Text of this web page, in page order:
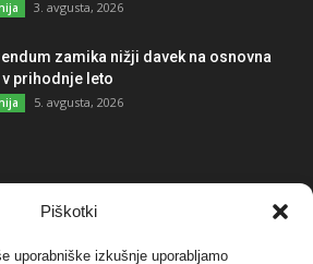
Piškotki
uporabniške izkušnje uporabljamo
3. avgusta, 2026
zamika nižji davek na osnovna
prihodnje leto
5. avgusta, 2026
proti vetrnim elektrarnam na Ojstrici, v